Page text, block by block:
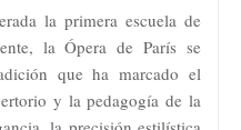
la primera escuela de
la Ópera de París se
que ha marcado el
y la pedagogía de la